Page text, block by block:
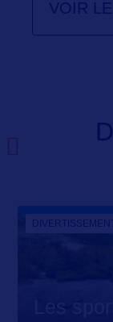
VOIR
DIVERTISSEMENT
Les